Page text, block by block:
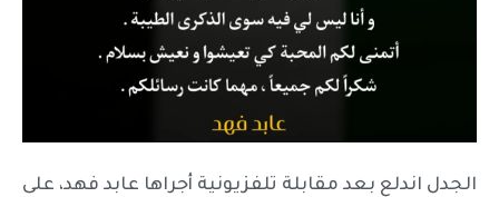
الجدل اندلع بعد مقابلة تلفزيونية أجراها عابد فهد، على